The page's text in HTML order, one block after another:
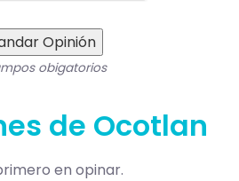
Opinión
obigatorios
de Ocotlan
en opinar.